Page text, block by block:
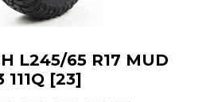
L245/65 R17 MUD
111Q [23]